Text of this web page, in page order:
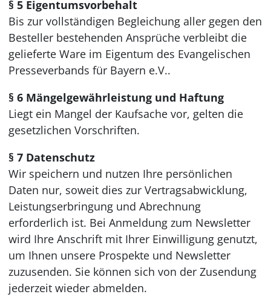
§ 5 Eigentumsvorbehalt
Bis zur vollständigen Begleichung aller gegen den
Besteller bestehenden Ansprüche verbleibt die
gelieferte Ware im Eigentum des Evangelischen
Presseverbands für Bayern e.V..
§ 6 Mängelgewährleistung und Haftung
Liegt ein Mangel der Kaufsache vor, gelten die
gesetzlichen Vorschriften.
§ 7 Datenschutz
Wir speichern und nutzen Ihre persönlichen
Daten nur, soweit dies zur Vertragsabwicklung,
Leistungserbringung und Abrechnung
erforderlich ist. Bei Anmeldung zum Newsletter
wird Ihre Anschrift mit Ihrer Einwilligung genutzt,
um Ihnen unsere Prospekte und Newsletter
zuzusenden. Sie können sich von der Zusendung
jederzeit wieder abmelden.